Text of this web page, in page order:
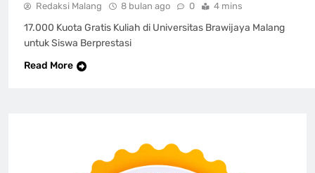
Redaksi Malang 8 bulan ago 0 4 mins
17.000 Kuota Gratis Kuliah di Universitas Brawijaya Malang
untuk Siswa Berprestasi
Read More